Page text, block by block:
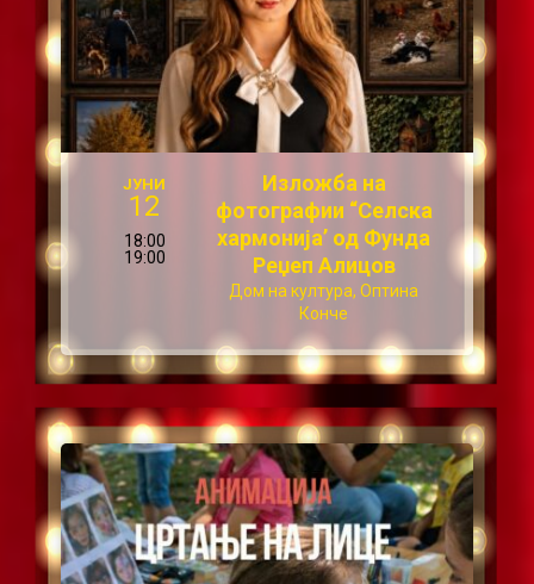
ЈУНИ
12
18:00
19:00
Изложба на
фотографии “Селска
хармонија’ од Фунда
Реџеп Алицов
Дом на култура, Оптина
Конче